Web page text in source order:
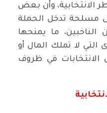
الانتخابية، وأن بعض
مسلحة تدخل الحملة
ما يمنحها
التي لا تملك المال أو
في ظروف